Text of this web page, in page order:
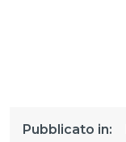
Pubblicato in: